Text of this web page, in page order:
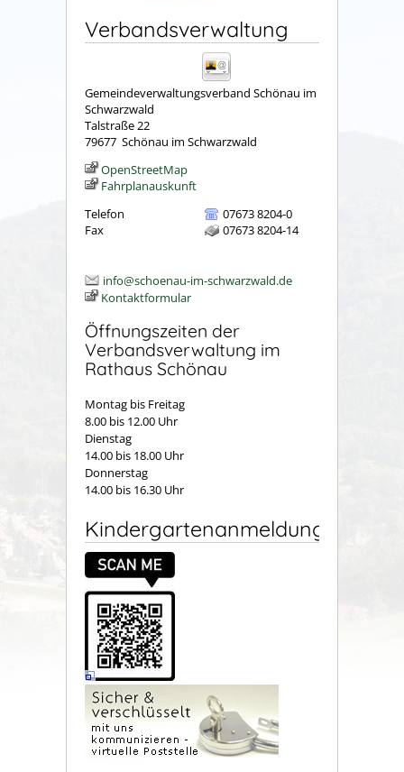
Verbandsverwaltung
Gemeindeverwaltungsverband Schönau im
Schwarzwald
Talstraße 22
79677 Schönau im Schwarzwald
OpenStreetMap
Fahrplanauskunft
Telefon
07673 8204-0
Fax
07673 8204-14
info@schoenau-im-schwarzwald.de
Kontaktformular
Öffnungszeiten der
Verbandsverwaltung im
Rathaus Schönau
Montag bis Freitag
8.00 bis 12.00 Uhr
Dienstag
14.00 bis 18.00 Uhr
Donnerstag
14.00 bis 16.30 Uhr
Kindergartenanmeldung